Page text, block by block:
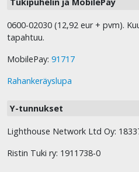
0600-02030 (12,92 eur + pvm).
tapahtuu.
MobilePay: 91717
Rahankeräyslupa
Y-tunnukset
Lighthouse Network Ltd Oy:
Ristin Tuki ry: 1911738-0